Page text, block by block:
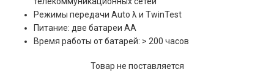
Режимы передачи Auto λ и TwinTest
Питание: две батареи АА
Время работы от батарей: > 200 часов
Товар не поставляется